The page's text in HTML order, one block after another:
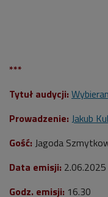
***
Tytuł audycji:
Prowadzenie: Jakub
Gość: Jagoda
Data emisji: 2.06.2025
Godz. emisji: 16.30